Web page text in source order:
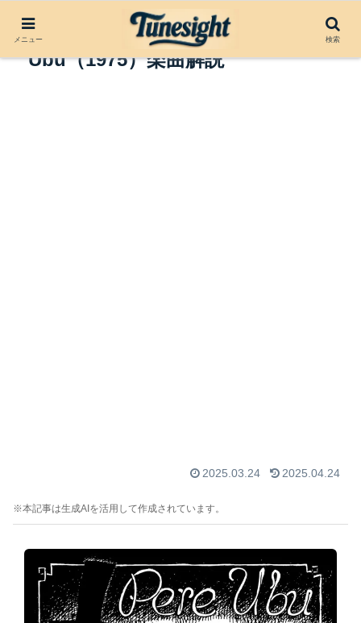
Heart of Darkness by Pere
Ubu（1975）楽曲解説
2025.03.24 2025.04.24
※本記事は生成AIを活用して作成されています。
メニュー 検索